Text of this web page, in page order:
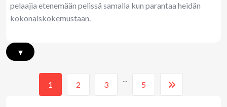
pelaajia etenemään pelissä samalla kun parantaa heidän
kokonaiskokemustaan.
▾
1 2 3
...
5